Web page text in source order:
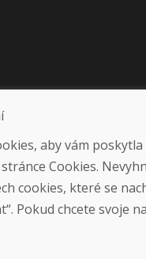
aby vám
Cookies.
cookies, které se
Pokud chcete svoje